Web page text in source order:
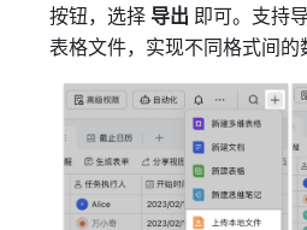
按钮，选择 导出 即可。支持
表格文件，实现不同格式间的